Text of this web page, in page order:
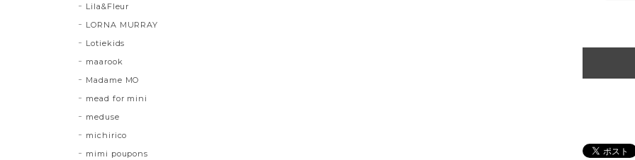
Lila&Fleur
LORNA MURRAY
Lotiekids
maarook
Madame MO
mead for mini
meduse
michirico
mimi poupons